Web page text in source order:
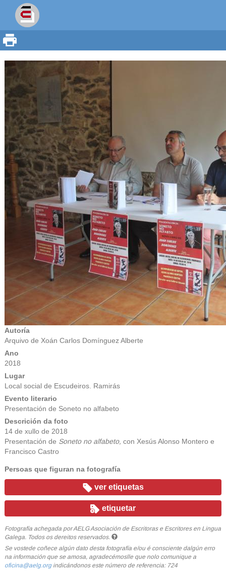
Autoría
Arquivo de Xoán Carlos Domínguez Alberte
Ano
2018
Lugar
Local social de Escudeiros. Ramirás
Evento literario
Presentación de Soneto no alfabeto
Descrición da foto
14 de xullo de 2018
Presentación de Soneto no alfabeto, con Xesús Alonso Montero e
Francisco Castro
Persoas que figuran na fotografía
ver etiquetas
etiquetar
Fotografía achegada por AELG Asociación de Escritoras e Escritores en Lingua
Galega. Todos os dereitos reservados.
Se vostede coñece algún dato desta fotografía e/ou é consciente dalgún erro
na información que se amosa, agradecémoslle que nolo comunique a
oficina@aelg.orgindicándonos este número de referencia: 724